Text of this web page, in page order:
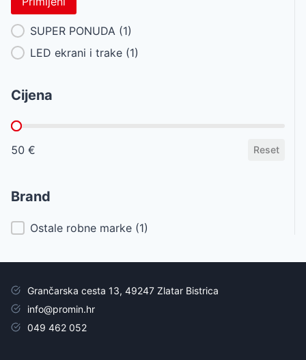
Category Facet
SUPER PONUDA (1)
LED ekrani i trake (1)
Cijena
Cijena
50 € Reset
Brand
BrandOstale robne marke (1)
Grančarska cesta 13, 49247 Zlatar Bistrica
info@promin.hr
049 462 052